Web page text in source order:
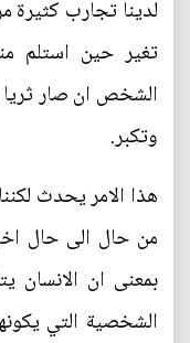
لدينا تجارب كثيرة
تغير حين استلم
الشخص ان صار ثريا
وتكبر.
هذا الامر يحدث
من حال الى حال
بمعنى ان الانسان
الشخصية التي